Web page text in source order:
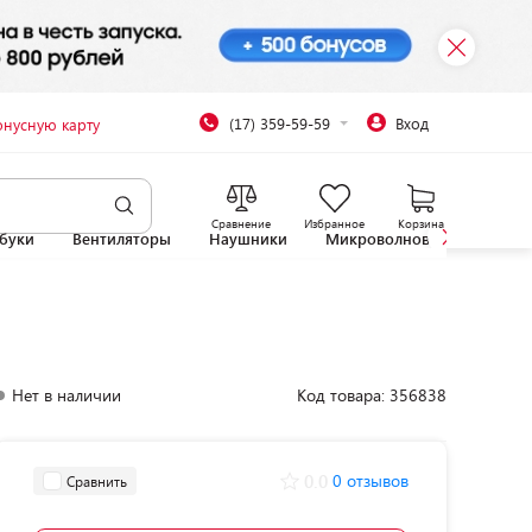
карту (17) 359-59-59 Вход
Сравнение Избранное Корзина
Вентиляторы Наушники Микроволновые печи
Нет в наличии Код товара: 356838
Сравнить 0 отзывов